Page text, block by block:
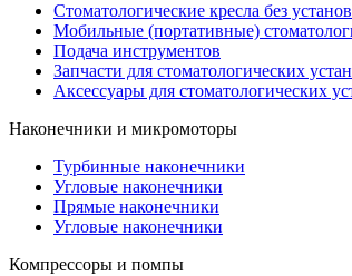
Стоматологические кресла без
Мобильные (портативные)
Подача инструментов
Запчасти для стоматологических
Аксессуары для стоматологических
Наконечники и микромоторы
Турбинные наконечники
Угловые наконечники
Прямые наконечники
Угловые наконечники
Компрессоры и помпы